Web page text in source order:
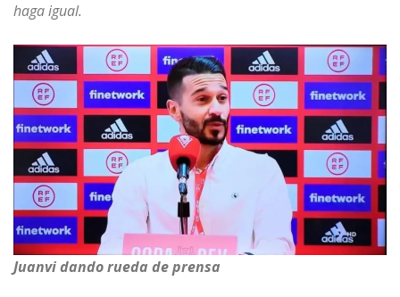
haga igual.
Juanvi dando rueda de prensa